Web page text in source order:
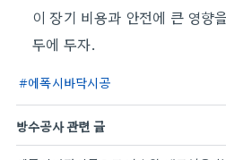
이 장기 비용과 안전에 큰 영향
두에 두자.
에폭시바닥시공
방수공사 관련 글